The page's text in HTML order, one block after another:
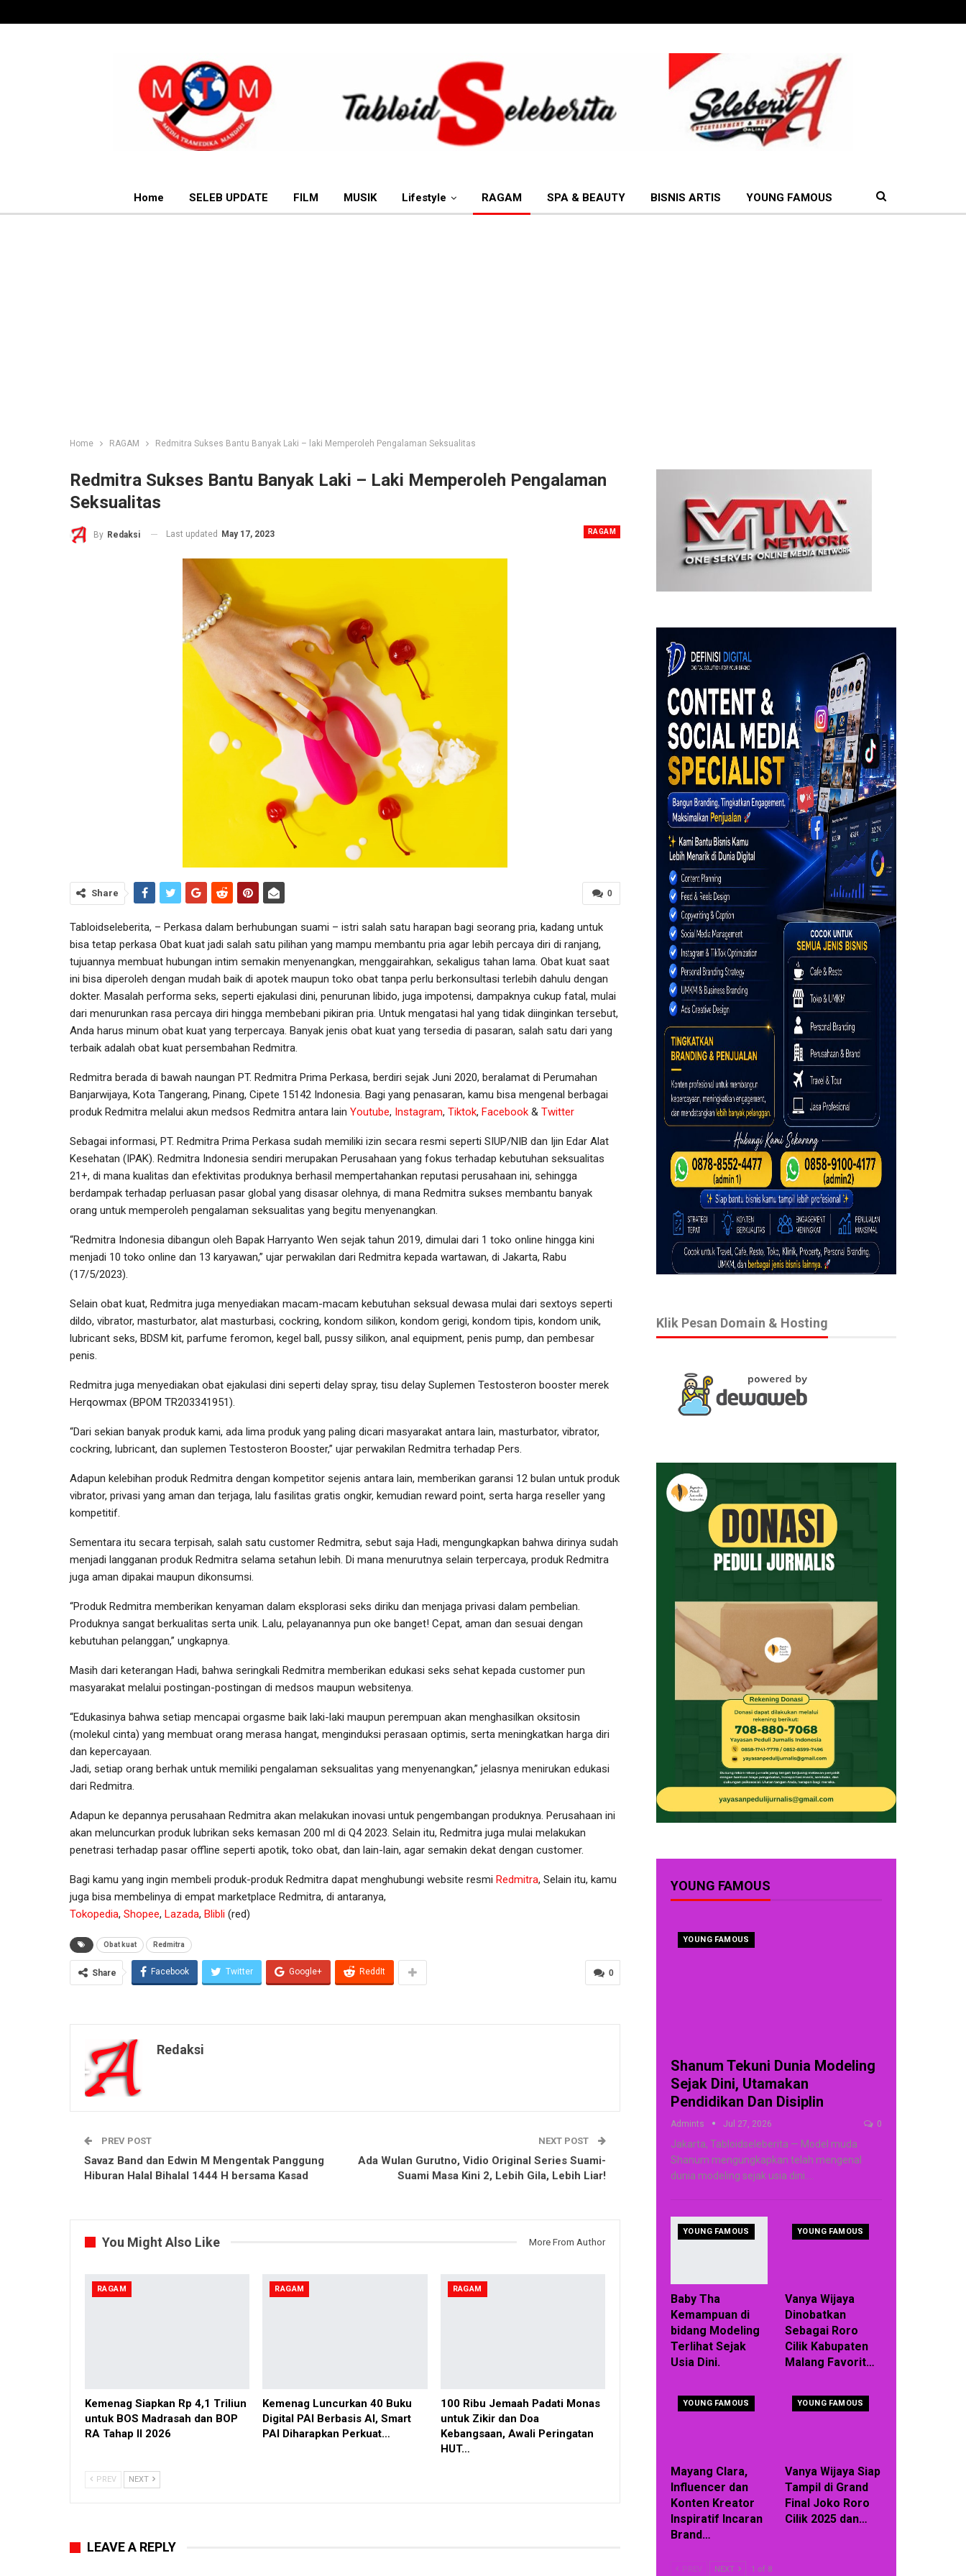
Home SELEB UPDATE FILM MUSIK Lifestyle RAGAM SPA & BEAUTY BISNIS ARTIS YOUNG FAMOUS
Home RAGAM Redmitra Sukses Bantu Banyak Laki – laki Memperoleh Pengalaman Seksualitas
Redmitra Sukses Bantu Banyak Laki – Laki Memperoleh Pengalaman
Seksualitas
RAGAM
By Redaksi Last updated May 17, 2023
0
Share
Tabloidseleberita, – Perkasa dalam berhubungan suami – istri salah satu harapan bagi seorang pria, kadang untuk
bisa tetap perkasa Obat kuat jadi salah satu pilihan yang mampu membantu pria agar lebih percaya diri di ranjang,
tujuannya membuat hubungan intim semakin menyenangkan, menggairahkan, sekaligus tahan lama. Obat kuat saat
ini bisa diperoleh dengan mudah baik di apotek maupun toko obat tanpa perlu berkonsultasi terlebih dahulu dengan
dokter. Masalah performa seks, seperti ejakulasi dini, penurunan libido, juga impotensi, dampaknya cukup fatal, mulai
dari menurunkan rasa percaya diri hingga membebani pikiran pria. Untuk mengatasi hal yang tidak diinginkan tersebut,
Anda harus minum obat kuat yang terpercaya. Banyak jenis obat kuat yang tersedia di pasaran, salah satu dari yang
terbaik adalah obat kuat persembahan Redmitra.
Redmitra berada di bawah naungan PT. Redmitra Prima Perkasa, berdiri sejak Juni 2020, beralamat di Perumahan
Banjarwijaya, Kota Tangerang, Pinang, Cipete 15142 Indonesia. Bagi yang penasaran, kamu bisa mengenal berbagai
produk Redmitra melalui akun medsos Redmitra antara lain Youtube, Instagram, Tiktok, Facebook & Twitter
Sebagai informasi, PT. Redmitra Prima Perkasa sudah memiliki izin secara resmi seperti SIUP/NIB dan Ijin Edar Alat
Kesehatan (IPAK). Redmitra Indonesia sendiri merupakan Perusahaan yang fokus terhadap kebutuhan seksualitas
21+, di mana kualitas dan efektivitas produknya berhasil mempertahankan reputasi perusahaan ini, sehingga
berdampak terhadap perluasan pasar global yang disasar olehnya, di mana Redmitra sukses membantu banyak
orang untuk memperoleh pengalaman seksualitas yang begitu menyenangkan.
“Redmitra Indonesia dibangun oleh Bapak Harryanto Wen sejak tahun 2019, dimulai dari 1 toko online hingga kini
menjadi 10 toko online dan 13 karyawan,” ujar perwakilan dari Redmitra kepada wartawan, di Jakarta, Rabu
(17/5/2023).
Selain obat kuat, Redmitra juga menyediakan macam-macam kebutuhan seksual dewasa mulai dari sextoys seperti
dildo, vibrator, masturbator, alat masturbasi, cockring, kondom silikon, kondom gerigi, kondom tipis, kondom unik,
lubricant seks, BDSM kit, parfume feromon, kegel ball, pussy silikon, anal equipment, penis pump, dan pembesar
penis.
Redmitra juga menyediakan obat ejakulasi dini seperti delay spray, tisu delay Suplemen Testosteron booster merek
Herqowmax (BPOM TR203341951).
“Dari sekian banyak produk kami, ada lima produk yang paling dicari masyarakat antara lain, masturbator, vibrator,
cockring, lubricant, dan suplemen Testosteron Booster,” ujar perwakilan Redmitra terhadap Pers.
Adapun kelebihan produk Redmitra dengan kompetitor sejenis antara lain, memberikan garansi 12 bulan untuk produk
vibrator, privasi yang aman dan terjaga, lalu fasilitas gratis ongkir, kemudian reward point, serta harga reseller yang
kompetitif.
Sementara itu secara terpisah, salah satu customer Redmitra, sebut saja Hadi, mengungkapkan bahwa dirinya sudah
menjadi langganan produk Redmitra selama setahun lebih. Di mana menurutnya selain terpercaya, produk Redmitra
juga aman dipakai maupun dikonsumsi.
“Produk Redmitra memberikan kenyaman dalam eksplorasi seks diriku dan menjaga privasi dalam pembelian.
Produknya sangat berkualitas serta unik. Lalu, pelayanannya pun oke banget! Cepat, aman dan sesuai dengan
kebutuhan pelanggan,” ungkapnya.
Masih dari keterangan Hadi, bahwa seringkali Redmitra memberikan edukasi seks sehat kepada customer pun
masyarakat melalui postingan-postingan di medsos maupun websitenya.
“Edukasinya bahwa setiap mencapai orgasme baik laki-laki maupun perempuan akan menghasilkan oksitosin
(molekul cinta) yang membuat orang merasa hangat, menginduksi perasaan optimis, serta meningkatkan harga diri
dan kepercayaan.
Jadi, setiap orang berhak untuk memiliki pengalaman seksualitas yang menyenangkan,” jelasnya menirukan edukasi
dari Redmitra.
Adapun ke depannya perusahaan Redmitra akan melakukan inovasi untuk pengembangan produknya. Perusahaan ini
akan meluncurkan produk lubrikan seks kemasan 200 ml di Q4 2023. Selain itu, Redmitra juga mulai melakukan
penetrasi terhadap pasar offline seperti apotik, toko obat, dan lain-lain, agar semakin dekat dengan customer.
Bagi kamu yang ingin membeli produk-produk Redmitra dapat menghubungi website resmi Redmitra, Selain itu, kamu
juga bisa membelinya di empat marketplace Redmitra, di antaranya,
Tokopedia, Shopee, Lazada, Blibli (red)
Obat kuat Redmitra
0
Share Facebook Twitter Google+ ReddIt
Redaksi
PREV POST
Savaz Band dan Edwin M Mengentak Panggung
Hiburan Halal Bihalal 1444 H bersama Kasad
NEXT POST
Ada Wulan Gurutno, Vidio Original Series Suami-
Suami Masa Kini 2, Lebih Gila, Lebih Liar!
You Might Also Like More From Author
RAGAM
Kemenag Siapkan Rp 4,1 Triliun
untuk BOS Madrasah dan BOP
RA Tahap II 2026
RAGAM
Kemenag Luncurkan 40 Buku
Digital PAI Berbasis AI, Smart
PAI Diharapkan Perkuat…
RAGAM
100 Ribu Jemaah Padati Monas
untuk Zikir dan Doa
Kebangsaan, Awali Peringatan
HUT…
PREV NEXT
LEAVE A REPLY
Klik Pesan Domain & Hosting
YOUNG FAMOUS
YOUNG FAMOUS
Shanum Tekuni Dunia Modeling
Sejak Dini, Utamakan
Pendidikan Dan Disiplin
Admints Jul 27, 2026 0
Jakarta, Tabloidseleberita — Model muda
Shanum mengungkapkan telah mengenal
dunia modeling sejak usia dini.
YOUNG FAMOUS
Baby Tha
Kemampuan di
bidang Modeling
Terlihat Sejak
Usia Dini.
YOUNG FAMOUS
Vanya Wijaya
Dinobatkan
Sebagai Roro
Cilik Kabupaten
Malang Favorit…
YOUNG FAMOUS
Mayang Clara,
Influencer dan
Konten Kreator
Inspiratif Incaran
Brand…
YOUNG FAMOUS
Vanya Wijaya Siap
Tampil di Grand
Final Joko Roro
Cilik 2025 dan…
PREV NEXT 1 of 8